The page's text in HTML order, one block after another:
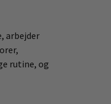
arbejder
rutine, og